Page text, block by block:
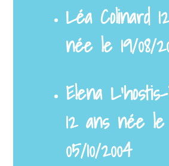
Léa Colinard
née le 19/08/
Elena
12 ans née le
05/10/2004